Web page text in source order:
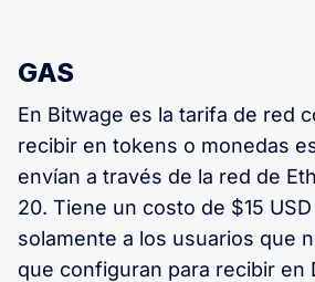
GAS
En Bitwage es la tarifa de red
recibir en tokens o monedas
envían a través de la red de
20. Tiene un costo de $15
solamente a los usuarios que
que configuran para recibir en